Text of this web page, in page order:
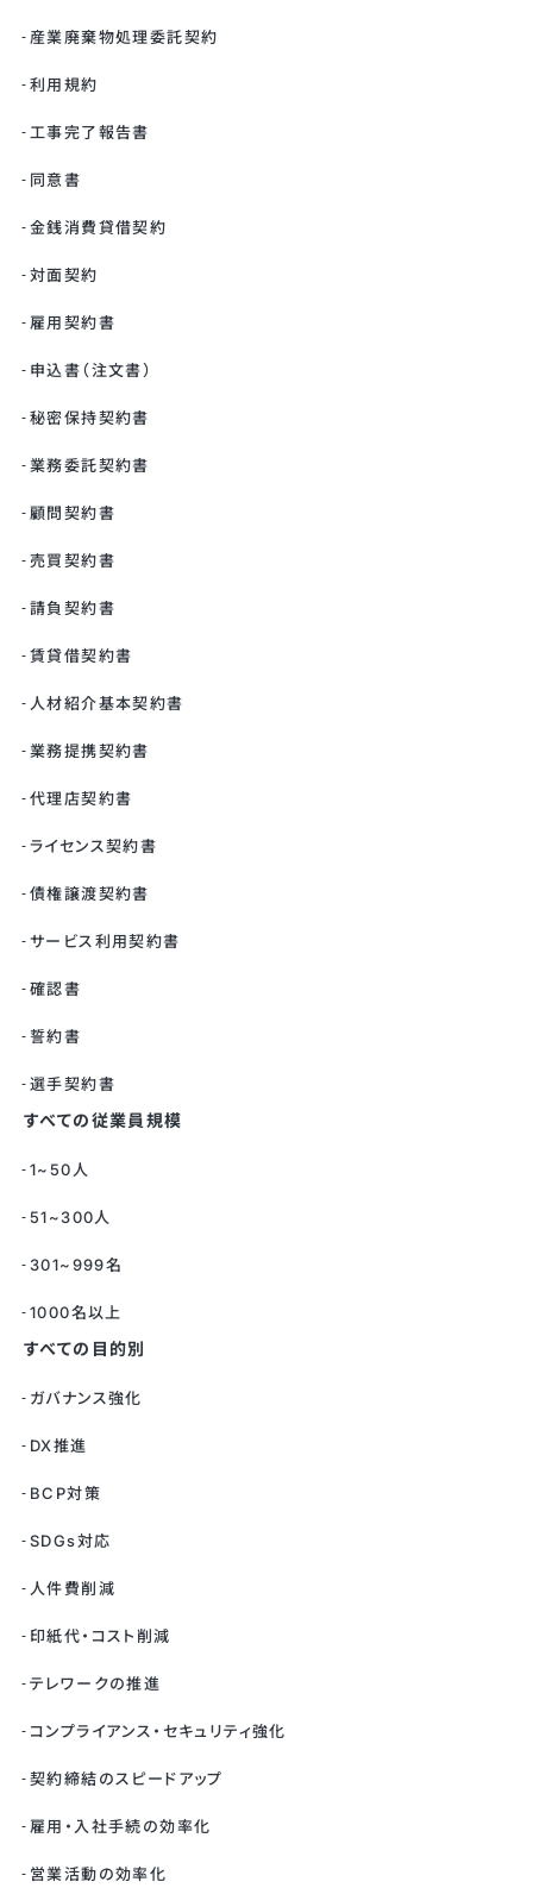
産業廃棄物処理委託契約
利用規約
工事完了報告書
同意書
金銭消費貸借契約
対面契約
雇用契約書
申込書（注文書）
秘密保持契約書
業務委託契約書
顧問契約書
売買契約書
請負契約書
賃貸借契約書
人材紹介基本契約書
業務提携契約書
代理店契約書
ライセンス契約書
債権譲渡契約書
サービス利用契約書
確認書
誓約書
選手契約書
すべての従業員規模
1~50人
51~300人
301~999名
1000名以上
すべての目的別
ガバナンス強化
DX推進
BCP対策
SDGs対応
人件費削減
印紙代・コスト削減
テレワークの推進
コンプライアンス・セキュリティ強化
契約締結のスピードアップ
雇用・入社手続の効率化
営業活動の効率化